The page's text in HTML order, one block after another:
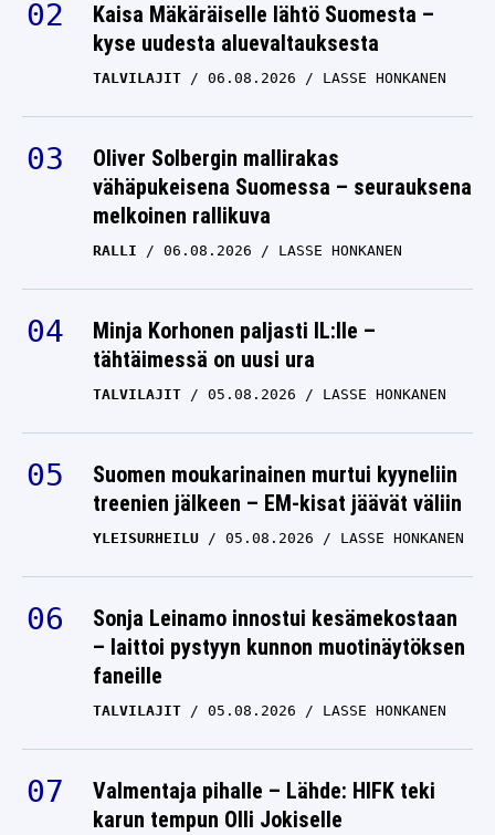
Kaisa Mäkäräiselle lähtö Suomesta –
kyse uudesta aluevaltauksesta
TALVILAJIT 06.08.2026 LASSE HONKANEN
Oliver Solbergin mallirakas
vähäpukeisena Suomessa – seurauksena
melkoinen rallikuva
RALLI 06.08.2026 LASSE HONKANEN
Minja Korhonen paljasti IL:lle –
tähtäimessä on uusi ura
TALVILAJIT 05.08.2026 LASSE HONKANEN
Suomen moukarinainen murtui kyyneliin
treenien jälkeen – EM-kisat jäävät väliin
YLEISURHEILU 05.08.2026 LASSE HONKANEN
Sonja Leinamo innostui kesämekostaan
– laittoi pystyyn kunnon muotinäytöksen
faneille
TALVILAJIT 05.08.2026 LASSE HONKANEN
Valmentaja pihalle – Lähde: HIFK teki
karun tempun Olli Jokiselle